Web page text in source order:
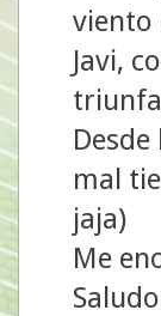
viento
Javi,
mal
jaja)
Me